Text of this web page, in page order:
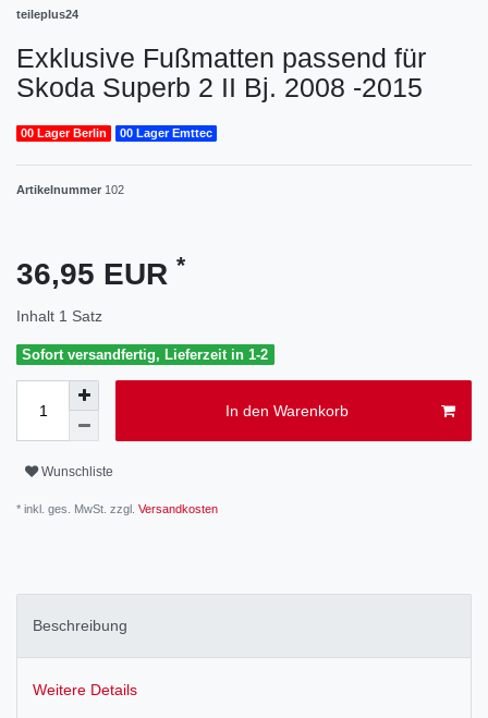
teileplus24
Exklusive Fußmatten passend für
Skoda Superb 2 II Bj. 2008 -2015
00 Lager Berlin 00 Lager Emttec
Artikelnummer 102
36,95 EUR *
Inhalt 1 Satz
Sofort versandfertig, Lieferzeit in 1-2
In den Warenkorb
Wunschliste
* inkl. ges. MwSt. zzgl. Versandkosten
Beschreibung
Weitere Details